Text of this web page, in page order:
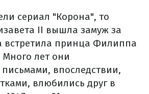
сериал "Корона", то
II вышла замуж за
встретила принца Филиппа
лет они
впоследствии,
влюбились друг в